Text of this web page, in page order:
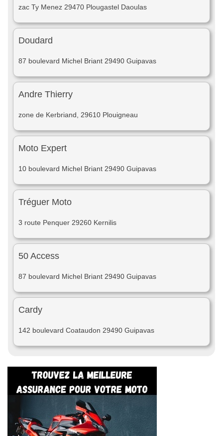
zac Ty Menez 29470 Plougastel Daoulas
Doudard
87 boulevard Michel Briant 29490 Guipavas
Andre Thierry
zone de Kerbriand, 29610 Plouigneau
Moto Expert
10 boulevard Michel Briant 29490 Guipavas
Tréguer Moto
3 route Penquer 29260 Kernilis
50 Access
87 boulevard Michel Briant 29490 Guipavas
Cardy
142 boulevard Coataudon 29490 Guipavas